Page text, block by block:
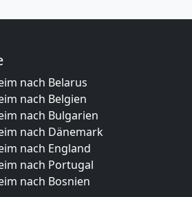
nach Belarus
nach Belgien
nach Bulgarien
nach Dänemark
nach England
nach Portugal
nach Bosnien